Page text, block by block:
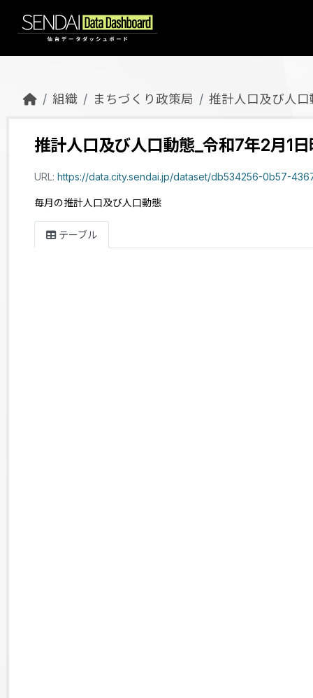
組織 まちづくり政策局 推計人口及び人
推計人口及び人口動態_令和7年2月1
URL: https://data.city.sendai.jp/dataset/db534256-0b57-4367-886c-ba08c95156aa/
毎月の推計人口及び人口動態
テーブル